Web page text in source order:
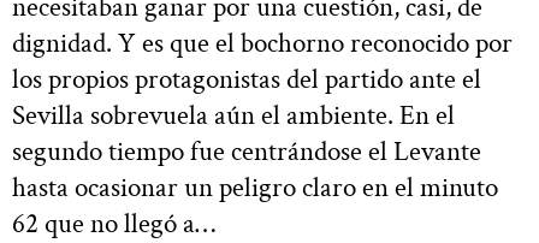
dignidad. Y es que el bochorno reconocido por
los propios protagonistas del partido ante el
Sevilla sobrevuela aún el ambiente. En el
segundo tiempo fue centrándose el Levante
hasta ocasionar un peligro claro en el minuto
62 que no llegó a…